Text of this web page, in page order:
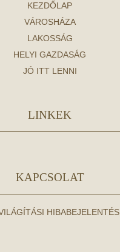
KEZDŐLAP
VÁROSHÁZA
LAKOSSÁG
HELYI GAZDASÁG
JÓ ITT LENNI
LINKEK
KAPCSOLAT
HIBABEJELENTÉS